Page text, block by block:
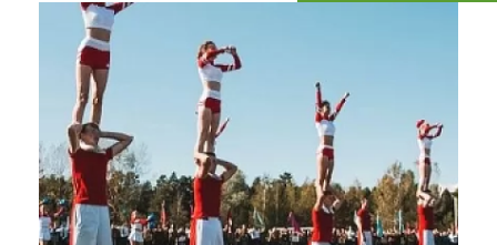
Что привезти (сувениры)
О регионе
Коллекция впечатлений
Другие рубрики